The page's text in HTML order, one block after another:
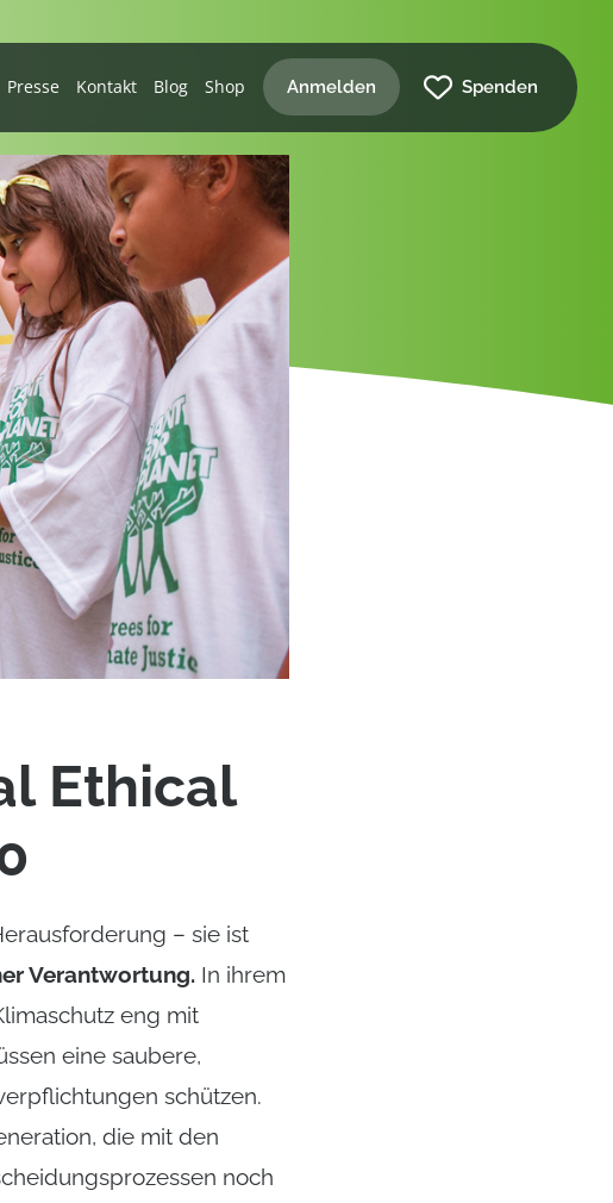
Presse Kontakt Blog Shop Anmelden Spenden
Ethical
– sie ist
Verantwortung. In ihrem
eng mit
eine saubere,
schützen.
die mit den
noch